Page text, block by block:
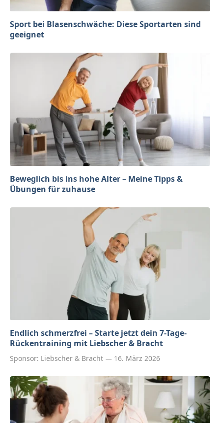
Sport bei Blasenschwäche: Diese Sportarten sind
geeignet
Beweglich bis ins hohe Alter – Meine Tipps &
Übungen für zuhause
Endlich schmerzfrei – Starte jetzt dein 7-Tage-
Rückentraining mit Liebscher & Bracht
Sponsor: Liebscher & Bracht 16. März 2026